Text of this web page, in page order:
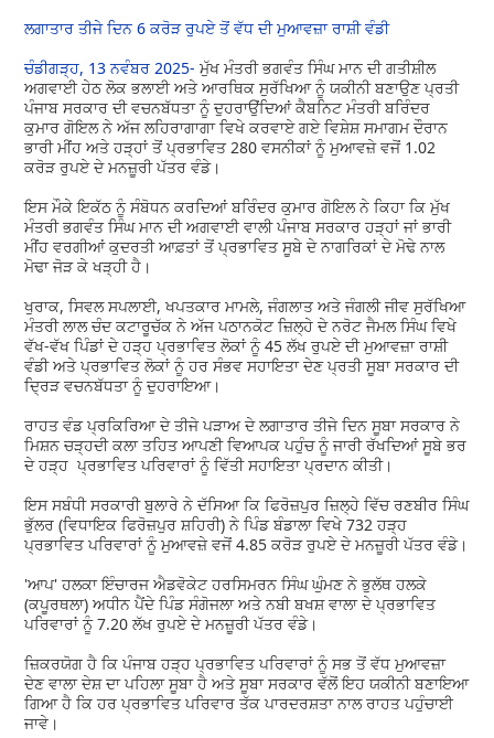
ਲਗਾਤਾਰ ਤੀਜੇ ਦਿਨ 6 ਕਰੋੜ ਰੁਪਏ ਤੋਂ ਵੱਧ ਦੀ ਮੁਆਵਜ਼ਾ ਰਾਸ਼ੀ ਵੰਡੀ
ਚੰਡੀਗੜ੍ਹ, 13 ਨਵੰਬਰ 2025-ਮੁੱਖ ਮੰਤਰੀ ਭਗਵੰਤ ਸਿੰਘ ਮਾਨ ਦੀ ਗਤੀਸ਼ੀਲ
ਅਗਵਾਈ ਹੇਠ ਲੋਕ ਭਲਾਈ ਅਤੇ ਆਰਥਿਕ ਸੁਰੱਖਿਆ ਨੂੰ ਯਕੀਨੀ ਬਣਾਉਣ ਪ੍ਰਤੀ
ਪੰਜਾਬ ਸਰਕਾਰ ਦੀ ਵਚਨਬੱਧਤਾ ਨੂੰ ਦੁਹਰਾਉਂਦਿਆਂ ਕੈਬਨਿਟ ਮੰਤਰੀ ਬਰਿੰਦਰ
ਕੁਮਾਰ ਗੋਇਲ ਨੇ ਅੱਜ ਲਹਿਰਾਗਾਗਾ ਵਿਖੇ ਕਰਵਾਏ ਗਏ ਵਿਸ਼ੇਸ਼ ਸਮਾਗਮ ਦੌਰਾਨ
ਭਾਰੀ ਮੀਂਹ ਅਤੇ ਹੜ੍ਹਾਂ ਤੋਂ ਪ੍ਰਭਾਵਿਤ 280 ਵਸਨੀਕਾਂ ਨੂੰ ਮੁਆਵਜ਼ੇ ਵਜੋਂ 1.02
ਕਰੋੜ ਰੁਪਏ ਦੇ ਮਨਜ਼ੂਰੀ ਪੱਤਰ ਵੰਡੇ।
ਇਸ ਮੌਕੇ ਇਕੱਠ ਨੂੰ ਸੰਬੋਧਨ ਕਰਦਿਆਂ ਬਰਿੰਦਰ ਕੁਮਾਰ ਗੋਇਲ ਨੇ ਕਿਹਾ ਕਿ ਮੁੱਖ
ਮੰਤਰੀ ਭਗਵੰਤ ਸਿੰਘ ਮਾਨ ਦੀ ਅਗਵਾਈ ਵਾਲੀ ਪੰਜਾਬ ਸਰਕਾਰ ਹੜ੍ਹਾਂ ਜਾਂ ਭਾਰੀ
ਮੀਂਹ ਵਰਗੀਆਂ ਕੁਦਰਤੀ ਆਫ਼ਤਾਂ ਤੋਂ ਪ੍ਰਭਾਵਿਤ ਸੂਬੇ ਦੇ ਨਾਗਰਿਕਾਂ ਦੇ ਮੋਢੇ ਨਾਲ
ਮੋਢਾ ਜੋੜ ਕੇ ਖੜ੍ਹੀ ਹੈ।
ਖੁਰਾਕ, ਸਿਵਲ ਸਪਲਾਈ, ਖਪਤਕਾਰ ਮਾਮਲੇ, ਜੰਗਲਾਤ ਅਤੇ ਜੰਗਲੀ ਜੀਵ ਸੁਰੱਖਿਆ
ਮੰਤਰੀ ਲਾਲ ਚੰਦ ਕਟਾਰੂਚੱਕ ਨੇ ਅੱਜ ਪਠਾਨਕੋਟ ਜ਼ਿਲ੍ਹੇ ਦੇ ਨਰੋਟ ਜੈਮਲ ਸਿੰਘ ਵਿਖੇ
ਵੱਖ-ਵੱਖ ਪਿੰਡਾਂ ਦੇ ਹੜ੍ਹ ਪ੍ਰਭਾਵਿਤ ਲੋਕਾਂ ਨੂੰ 45 ਲੱਖ ਰੁਪਏ ਦੀ ਮੁਆਵਜ਼ਾ ਰਾਸ਼ੀ
ਵੰਡੀ ਅਤੇ ਪ੍ਰਭਾਵਿਤ ਲੋਕਾਂ ਨੂੰ ਹਰ ਸੰਭਵ ਸਹਾਇਤਾ ਦੇਣ ਪ੍ਰਤੀ ਸੂਬਾ ਸਰਕਾਰ ਦੀ
ਦ੍ਰਿੜ ਵਚਨਬੱਧਤਾ ਨੂੰ ਦੁਹਰਾਇਆ।
ਰਾਹਤ ਵੰਡ ਪ੍ਰਕਿਰਿਆ ਦੇ ਤੀਜੇ ਪੜਾਅ ਦੇ ਲਗਾਤਾਰ ਤੀਜੇ ਦਿਨ ਸੂਬਾ ਸਰਕਾਰ ਨੇ
ਮਿਸ਼ਨ ਚੜ੍ਹਦੀ ਕਲਾ ਤਹਿਤ ਆਪਣੀ ਵਿਆਪਕ ਪਹੁੰਚ ਨੂੰ ਜਾਰੀ ਰੱਖਦਿਆਂ ਸੂਬੇ ਭਰ
ਦੇ ਹੜ੍ਹ ਪ੍ਰਭਾਵਿਤ ਪਰਿਵਾਰਾਂ ਨੂੰ ਵਿੱਤੀ ਸਹਾਇਤਾ ਪ੍ਰਦਾਨ ਕੀਤੀ।
ਇਸ ਸਬੰਧੀ ਸਰਕਾਰੀ ਬੁਲਾਰੇ ਨੇ ਦੱਸਿਆ ਕਿ ਫਿਰੋਜ਼ਪੁਰ ਜ਼ਿਲ੍ਹੇ ਵਿੱਚ ਰਣਬੀਰ ਸਿੰਘ
ਭੁੱਲਰ (ਵਿਧਾਇਕ ਫਿਰੋਜ਼ਪੁਰ ਸ਼ਹਿਰੀ) ਨੇ ਪਿੰਡ ਬੰਡਾਲਾ ਵਿਖੇ 732 ਹੜ੍ਹ
ਪ੍ਰਭਾਵਿਤ ਪਰਿਵਾਰਾਂ ਨੂੰ ਮੁਆਵਜ਼ੇ ਵਜੋਂ 4.85 ਕਰੋੜ ਰੁਪਏ ਦੇ ਮਨਜ਼ੂਰੀ ਪੱਤਰ ਵੰਡੇ।
'ਆਪ' ਹਲਕਾ ਇੰਚਾਰਜ ਐਡਵੋਕੇਟ ਹਰਸਿਮਰਨ ਸਿੰਘ ਘੁੰਮਣ ਨੇ ਭੁਲੱਥ ਹਲਕੇ
(ਕਪੂਰਥਲਾ) ਅਧੀਨ ਪੈਂਦੇ ਪਿੰਡ ਸੰਗੋਜਲਾ ਅਤੇ ਨਬੀ ਬਖਸ਼ ਵਾਲਾ ਦੇ ਪ੍ਰਭਾਵਿਤ
ਪਰਿਵਾਰਾਂ ਨੂੰ 7.20 ਲੱਖ ਰੁਪਏ ਦੇ ਮਨਜ਼ੂਰੀ ਪੱਤਰ ਵੰਡੇ।
ਜ਼ਿਕਰਯੋਗ ਹੈ ਕਿ ਪੰਜਾਬ ਹੜ੍ਹ ਪ੍ਰਭਾਵਿਤ ਪਰਿਵਾਰਾਂ ਨੂੰ ਸਭ ਤੋਂ ਵੱਧ ਮੁਆਵਜ਼ਾ
ਦੇਣ ਵਾਲਾ ਦੇਸ਼ ਦਾ ਪਹਿਲਾ ਸੂਬਾ ਹੈ ਅਤੇ ਸੂਬਾ ਸਰਕਾਰ ਵੱਲੋਂ ਇਹ ਯਕੀਨੀ ਬਣਾਇਆ
ਗਿਆ ਹੈ ਕਿ ਹਰ ਪ੍ਰਭਾਵਿਤ ਪਰਿਵਾਰ ਤੱਕ ਪਾਰਦਰਸ਼ਤਾ ਨਾਲ ਰਾਹਤ ਪਹੁੰਚਾਈ
ਜਾਵੇ।